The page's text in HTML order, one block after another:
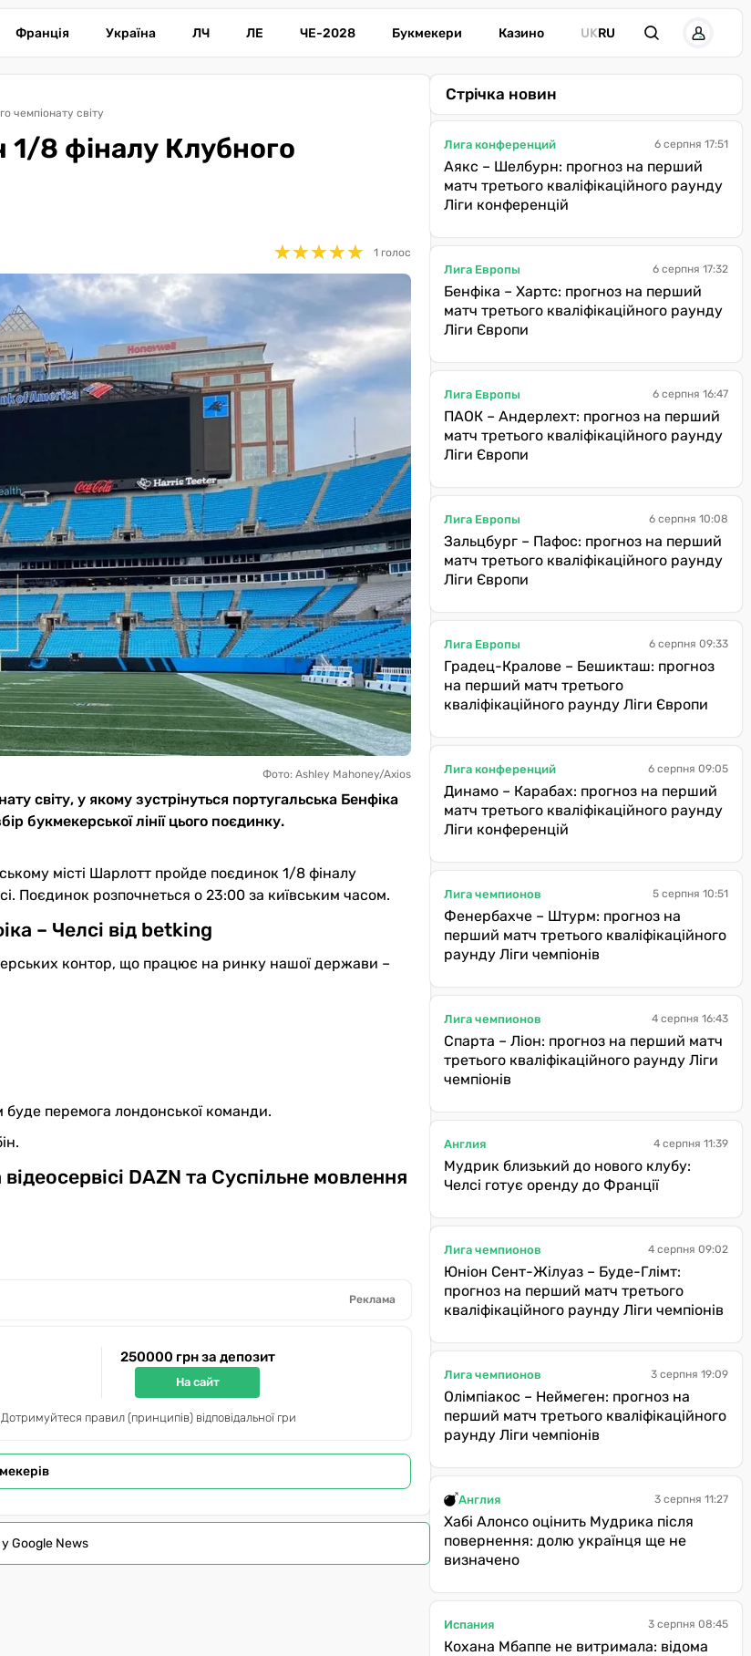
Франція Україна ЛЧ ЛЕ ЧЕ-2028 Букмекери Казино UKRU
чемпіонату світу
1/8 фіналу Клубного
★★★★★
★★★★★ 1 голос
Фото: Ashley Mahoney/Axios
світу, у якому зустрінуться португальська Бенфіка
букмекерської лінії цього поєдинку.
місті Шарлотт пройде поєдинок 1/8 фіналу
Поєдинок розпочнеться о 23:00 за київським часом.
– Челсі від betking
контор, що працює на ринку нашої держави –
буде перемога лондонської команди.
DAZN та Суспільне мовлення
Реклама
250000 грн за депозит
На сайт
правил (принципів) відповідальної гри
Google News
Стрічка новин
Лига конференций 6 серпня 17:51
Аякс – Шелбурн: прогноз на перший
матч третього кваліфікаційного раунду
Ліги конференцій
Лига Европы 6 серпня 17:32
Бенфіка – Хартс: прогноз на перший
матч третього кваліфікаційного раунду
Ліги Європи
Лига Европы 6 серпня 16:47
ПАОК – Андерлехт: прогноз на перший
матч третього кваліфікаційного раунду
Ліги Європи
Лига Европы 6 серпня 10:08
Зальцбург – Пафос: прогноз на перший
матч третього кваліфікаційного раунду
Ліги Європи
Лига Европы 6 серпня 09:33
Градец-Кралове – Бешикташ: прогноз
на перший матч третього
кваліфікаційного раунду Ліги Європи
Лига конференций 6 серпня 09:05
Динамо – Карабах: прогноз на перший
матч третього кваліфікаційного раунду
Ліги конференцій
Лига чемпионов 5 серпня 10:51
Фенербахче – Штурм: прогноз на
перший матч третього кваліфікаційного
раунду Ліги чемпіонів
Лига чемпионов 4 серпня 16:43
Спарта – Ліон: прогноз на перший матч
третього кваліфікаційного раунду Ліги
чемпіонів
Англия 4 серпня 11:39
Мудрик близький до нового клубу:
Челсі готує оренду до Франції
Лига чемпионов 4 серпня 09:02
Юніон Сент-Жілуаз – Буде-Глімт:
прогноз на перший матч третього
кваліфікаційного раунду Ліги чемпіонів
Лига чемпионов 3 серпня 19:09
Олімпіакос – Неймеген: прогноз на
перший матч третього кваліфікаційного
раунду Ліги чемпіонів
Англия 3 серпня 11:27
Хабі Алонсо оцінить Мудрика після
повернення: долю українця ще не
визначено
Испания 3 серпня 08:45
Кохана Мбаппе не витримала: відома